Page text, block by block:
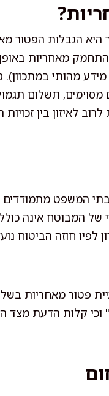
היא הגבלות הפטור
מאחריות
מהותי במתכוון).
תשלום
לאיזון בין
המשפט מתמודדים
המבוטח אינה
לפיו חוזה הביטוח
פטור מאחריות
קלות הדעת מצד